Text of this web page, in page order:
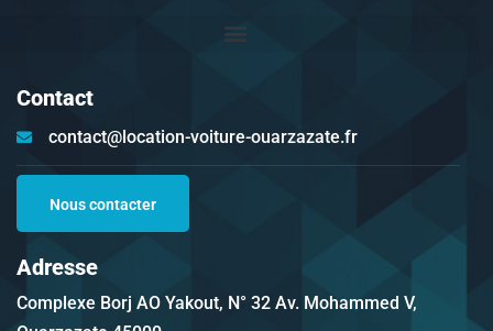
Contact
contact@location-voiture-ouarzazate.fr
Nous contacter
Adresse
Complexe Borj AO Yakout, N° 32 Av. Mohammed V,